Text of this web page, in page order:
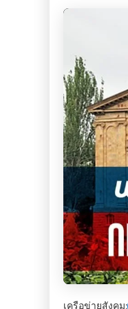
เครือข่ายสังคม: